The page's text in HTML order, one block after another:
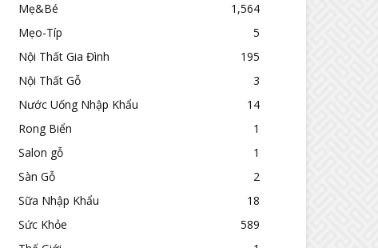
Mẹ&Bé
1,564
Mẹo-Típ
5
Nội Thất Gia Đình
195
Nội Thất Gỗ
3
Nước Uống Nhập Khẩu
14
Rong Biển
1
Salon gỗ
1
Sàn Gỗ
2
Sữa Nhập Khẩu
18
Sức Khỏe
589